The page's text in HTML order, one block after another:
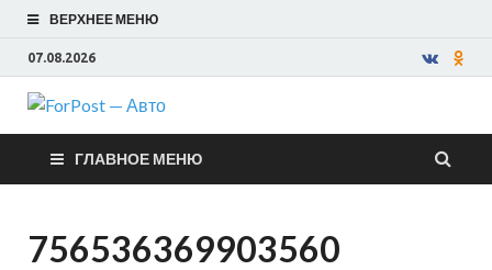
ВЕРХНЕЕ МЕНЮ
07.08.2026
ForPost —
Авто
ГЛАВНОЕ МЕНЮ
756536369903560